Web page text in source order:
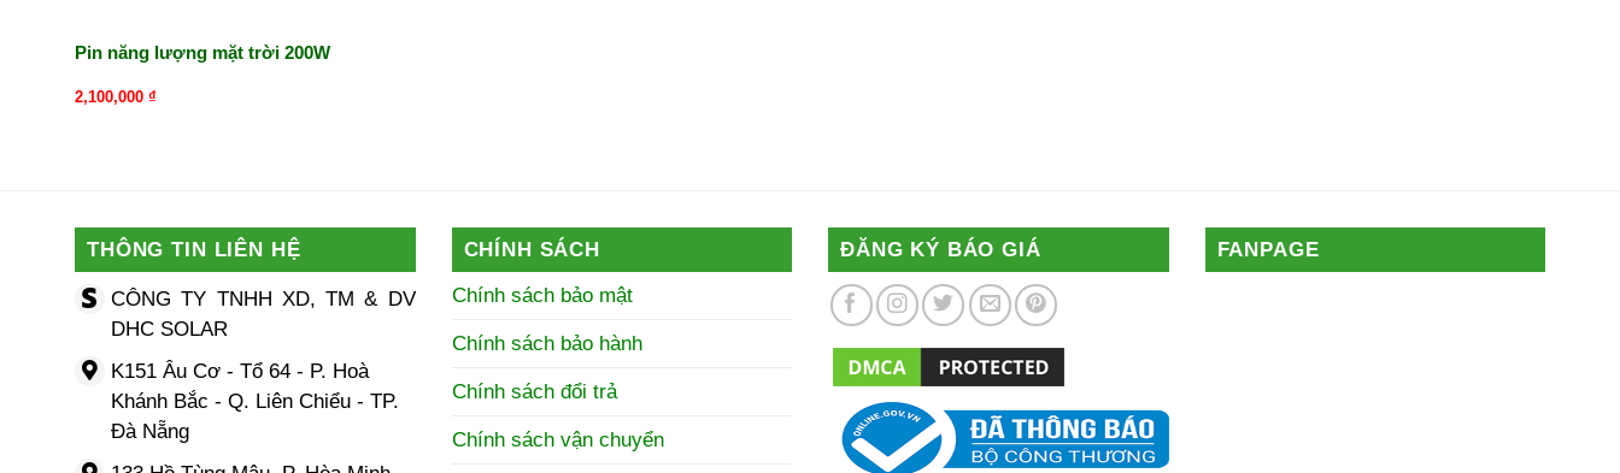
Pin năng lượng mặt trời 200W
2,100,000 ₫
THÔNG TIN LIÊN HỆ
CÔNG TY TNHH XD, TM & DV
DHC SOLAR
K151 Âu Cơ - Tổ 64 - P. Hoà
Khánh Bắc - Q. Liên Chiểu - TP.
Đà Nẵng
CHÍNH SÁCH
Chính sách bảo mật
Chính sách bảo hành
Chính sách đổi trả
Chính sách vận chuyển
ĐĂNG KÝ BÁO GIÁ FANPAGE